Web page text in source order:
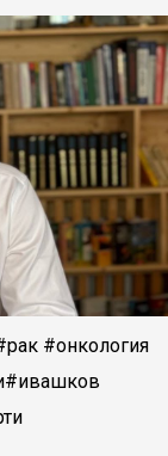
#онкология